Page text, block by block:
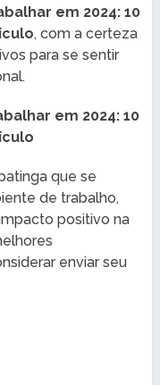
em 2024: 10
, com a certeza
para se sentir
em 2024: 10
que se
de trabalho,
positivo na
enviar seu